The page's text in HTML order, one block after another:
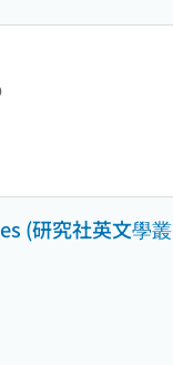
(研究社英文學